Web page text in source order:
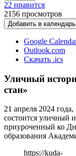
22 нравится
2156 просмотров
Добавить в календарь
Google
Outlook.com
Скачать .ics
Уличный
стан»
21 апреля 2024
состоится уличный
приуроченный ко
образования
https://kuda-